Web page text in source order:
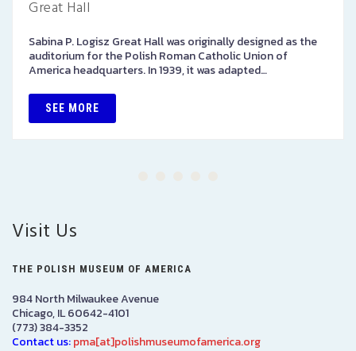
Great Hall
Sabina P. Logisz Great Hall was originally designed as the
auditorium for the Polish Roman Catholic Union of
America headquarters. In 1939, it was adapted…
SEE MORE
Visit Us
THE POLISH MUSEUM OF AMERICA
984 North Milwaukee Avenue
Chicago, IL 60642-4101
(773) 384-3352
Contact us:pma[at]polishmuseumofamerica.org